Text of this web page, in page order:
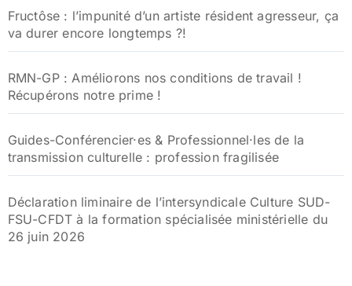
Fructôse : l’impunité d’un artiste résident agresseur, ça
va durer encore longtemps ?!
RMN-GP : Améliorons nos conditions de travail !
Récupérons notre prime !
Guides-Conférencier·es & Professionnel·les de la
transmission culturelle : profession fragilisée
Déclaration liminaire de l’intersyndicale Culture SUD-
FSU-CFDT à la formation spécialisée ministérielle du
26 juin 2026